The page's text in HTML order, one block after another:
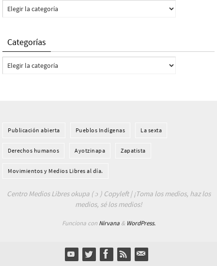
Categorías
Categorías
Categorías
Publicación abierta Pueblos Indí­genas La sexta
Derechos humanos Ayotzinapa Zapatista
Movimientos y Medios Libres al día.
Centro Medios Libres okupa ( ɔ ) Copyleft | ¡Toma los medios, haz los
medios, sé los medios!
Funciona con Nirvana& WordPress.